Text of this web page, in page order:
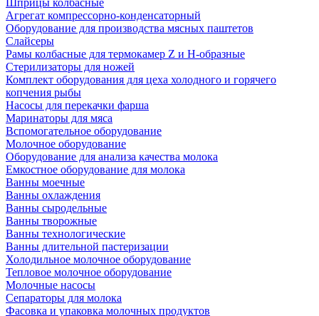
Шприцы колбасные
Агрегат компрессорно-конденсаторный
Оборудование для производства мясных паштетов
Слайсеры
Рамы колбасные для термокамер Z и H-образные
Стерилизаторы для ножей
Комплект оборудования для цеха холодного и горячего
копчения рыбы
Насосы для перекачки фарша
Маринаторы для мяса
Вспомогательное оборудование
Молочное оборудование
Оборудование для анализа качества молока
Емкостное оборудование для молока
Ванны моечные
Ванны охлаждения
Ванны сыродельные
Ванны творожные
Ванны технологические
Ванны длительной пастеризации
Холодильное молочное оборудование
Тепловое молочное оборудование
Молочные насосы
Сепараторы для молока
Фасовка и упаковка молочных продуктов